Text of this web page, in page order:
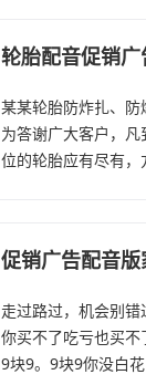
轮胎配音促销广
某某轮胎防炸扎、防
为答谢广大客户，
位的轮胎应有尽有
促销广告配音版
走过路过，机会别
你买不了吃亏也买
9块9。9块9你没白